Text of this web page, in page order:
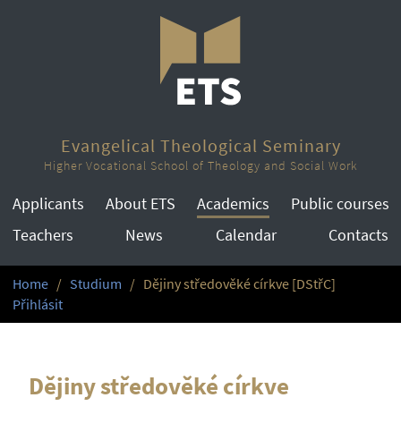
Evangelical Theological Seminary
Higher Vocational School of Theology and Social Work
Applicants About ETS Academics
Public courses
Teachers
News Calendar Contacts
Home Studium
Dějiny středověké církve [DStřC]
Přihlásit
Dějiny středověké církve